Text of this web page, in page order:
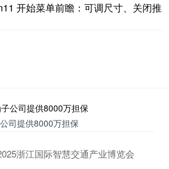
开始菜单前瞻：可调尺寸、关闭推
司提供8000万担保
浙江国际智慧交通产业博览会